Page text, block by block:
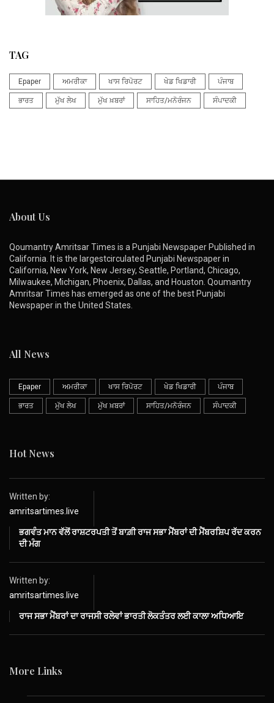
TAG
Epaper ਅਮਰੀਕਾ ਖਾਸ ਰਿਪੋਰਟ ਖੇਡ ਖਿਡਾਰੀ ਪੰਜਾਬ
ਭਾਰਤ ਮੁੱਖ ਲੇਖ ਮੁੱਖ ਖ਼ਬਰਾਂ ਸਾਹਿਤ/ਮਨੋਰੰਜਨ ਸੰਪਾਦਕੀ
About Us
Qoumantry Amritsar Times is a Punjabi Newspaper Published in
California. It is the largestcirculated Punjabi Newspaper in
California, New York, New Jersey, Seattle, Portland, Chicago,
Milwaukee, Michigan, Phoenix, Dallas, and Houston. Qoumantry
Amritsar Times has emerged as one of the best Punjabi
Newspaper in the United States.
All News
Epaper ਅਮਰੀਕਾ ਖਾਸ ਰਿਪੋਰਟ ਖੇਡ ਖਿਡਾਰੀ ਪੰਜਾਬ
ਭਾਰਤ ਮੁੱਖ ਲੇਖ ਮੁੱਖ ਖ਼ਬਰਾਂ ਸਾਹਿਤ/ਮਨੋਰੰਜਨ ਸੰਪਾਦਕੀ
Hot News
Written by:
amritsartimes.live
ਭਗਵੰਤ ਮਾਨ ਵੱਲੋਂ ਰਾਸ਼ਟਰਪਤੀ ਤੋਂ ਬਾਗ਼ੀ ਰਾਜ ਸਭਾ ਮੈਂਬਰਾਂ ਦੀ ਮੈਂਬਰਸ਼ਿਪ ਰੱਦ ਕਰਨ
ਦੀ ਮੰਗ
Written by:
amritsartimes.live
ਰਾਜ ਸਭਾ ਮੈਂਬਰਾਂ ਦਾ ਰਾਜਸੀ ਰਲੇਵਾਂ ਭਾਰਤੀ ਲੋਕਤੰਤਰ ਲਈ ਕਾਲਾ ਅਧਿਆਇ
More Links